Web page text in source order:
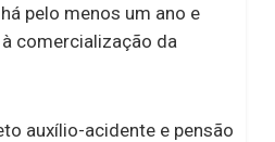
pelo menos um ano e
comercialização da
auxílio-acidente e pensão